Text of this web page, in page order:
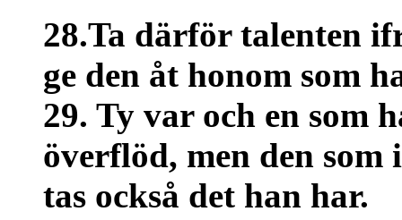
28.Ta därför talenten
ge den åt honom som
29. Ty var och en som
överflöd, men den
tas också det han har.